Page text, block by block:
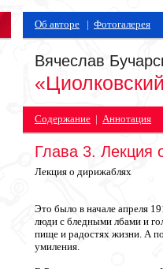
Об авторе | Фотогалерея
Вячеслав
Содержание | Аннотация
Глава 3. Лекция
Лекция о дирижаблях
Это было в начале апреля
люди с бледными лбами и
пище и радостях жизни. А
умиления.